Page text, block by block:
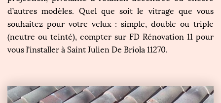
d’autres modèles. Quel que soit le vitrage que vous
souhaitez pour votre velux : simple, double ou triple
(neutre ou teinté), compter sur FD Rénovation 11 pour
vous l’installer à Saint Julien De Briola 11270.